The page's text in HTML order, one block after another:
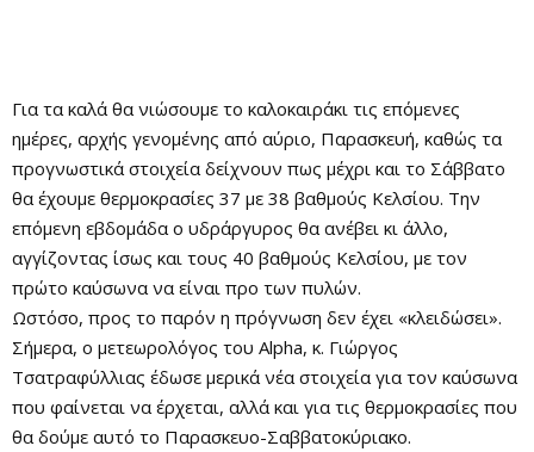
Για τα καλά θα νιώσουμε το καλοκαιράκι τις επόμενες
ημέρες, αρχής γενομένης από αύριο, Παρασκευή, καθώς τα
προγνωστικά στοιχεία δείχνουν πως μέχρι και το Σάββατο
θα έχουμε θερμοκρασίες 37 με 38 βαθμούς Κελσίου. Την
επόμενη εβδομάδα ο υδράργυρος θα ανέβει κι άλλο,
αγγίζοντας ίσως και τους 40 βαθμούς Κελσίου, με τον
πρώτο καύσωνα να είναι προ των πυλών.
Ωστόσο, προς το παρόν η πρόγνωση δεν έχει «κλειδώσει».
Σήμερα, ο μετεωρολόγος του Alpha, κ. Γιώργος
Τσατραφύλλιας έδωσε μερικά νέα στοιχεία για τον καύσωνα
που φαίνεται να έρχεται, αλλά και για τις θερμοκρασίες που
θα δούμε αυτό το Παρασκευο-Σαββατοκύριακο.